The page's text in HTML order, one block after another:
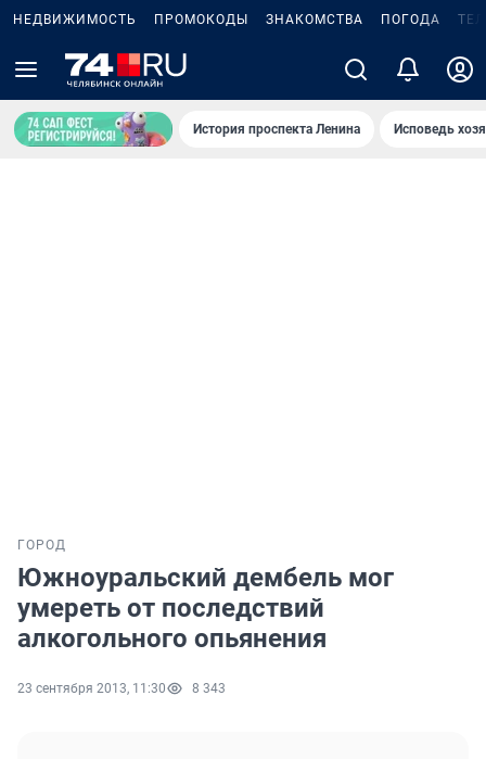
НЕДВИЖИМОСТЬ ПРОМОКОДЫ ЗНАКОМСТВА ПОГОДА
История проспекта Ленина Исповедь
ГОРОД
Южноуральский дембель мог
умереть от последствий
алкогольного опьянения
23 сентября 2013, 11:30 8 343